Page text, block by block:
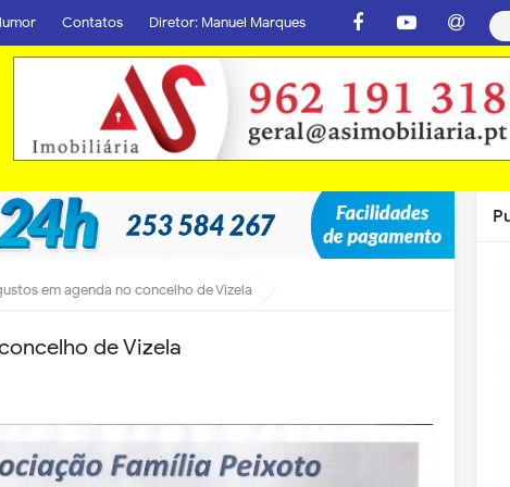
Contatos Diretor: Manuel Marques
em agenda no concelho de Vizela
de Vizela